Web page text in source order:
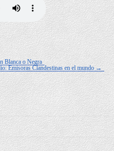
Blanca o Negra
Emisoras Clandestinas en el mundo →